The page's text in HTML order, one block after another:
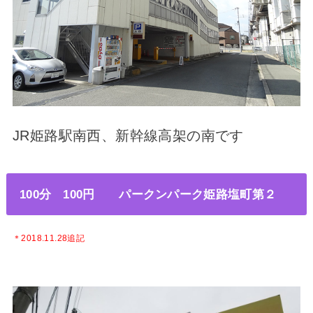
JR姫路駅南西、新幹線高架の南です
100分 100円 パークンパーク姫路塩町第２
＊2018.11.28追記